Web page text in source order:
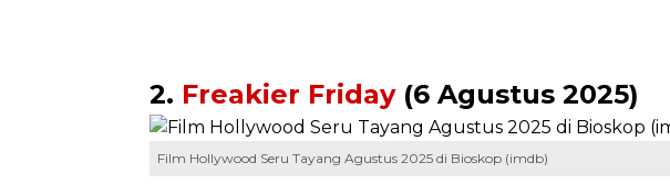
2. Freakier Friday(6 Agustus 2025)
Film Hollywood Seru Tayang Agustus 2025 di Bioskop (imdb)